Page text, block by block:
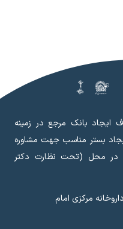
بانک مرجع در زمینه
بستر مناسب جهت مشاوره
در محل (تحت نظارت دکتر
مرکزی امام